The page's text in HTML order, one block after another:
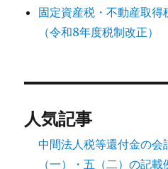
固定資産税・不動産取
（令和8年度税制改正）
人気記事
中間法人税等還付金の会
（一）・五（二）の記載